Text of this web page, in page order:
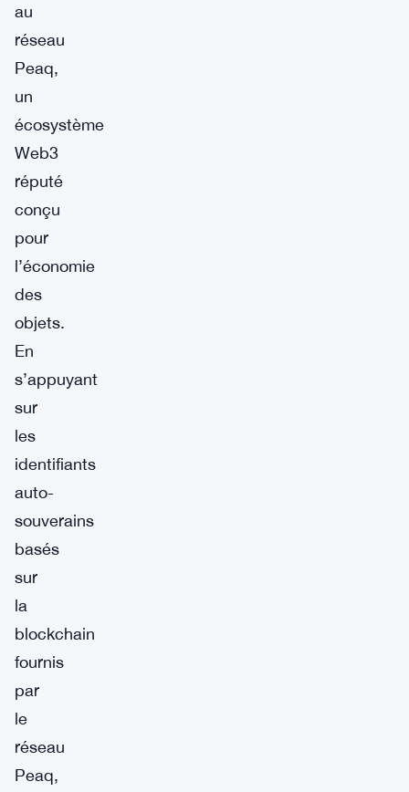
au
réseau
Peaq,
un
écosystème
Web3
réputé
conçu
pour
l’économie
des
objets.
En
s’appuyant
sur
les
identifiants
auto-
souverains
basés
sur
la
blockchain
fournis
par
le
réseau
Peaq,